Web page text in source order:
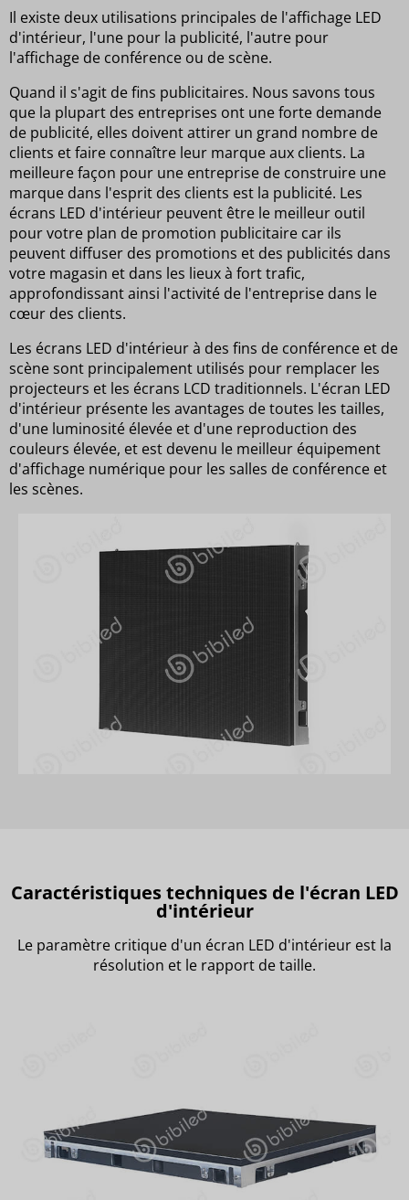
Il existe deux utilisations principales de l'affichage LED
d'intérieur, l'une pour la publicité, l'autre pour
l'affichage de conférence ou de scène.
Quand il s'agit de fins publicitaires. Nous savons tous
que la plupart des entreprises ont une forte demande
de publicité, elles doivent attirer un grand nombre de
clients et faire connaître leur marque aux clients. La
meilleure façon pour une entreprise de construire une
marque dans l'esprit des clients est la publicité. Les
écrans LED d'intérieur peuvent être le meilleur outil
pour votre plan de promotion publicitaire car ils
peuvent diffuser des promotions et des publicités dans
votre magasin et dans les lieux à fort trafic,
approfondissant ainsi l'activité de l'entreprise dans le
cœur des clients.
Les écrans LED d'intérieur à des fins de conférence et de
scène sont principalement utilisés pour remplacer les
projecteurs et les écrans LCD traditionnels. L'écran LED
d'intérieur présente les avantages de toutes les tailles,
d'une luminosité élevée et d'une reproduction des
couleurs élevée, et est devenu le meilleur équipement
d'affichage numérique pour les salles de conférence et
les scènes.
Caractéristiques techniques de l'écran LED
d'intérieur
Le paramètre critique d'un écran LED d'intérieur est la
résolution et le rapport de taille.